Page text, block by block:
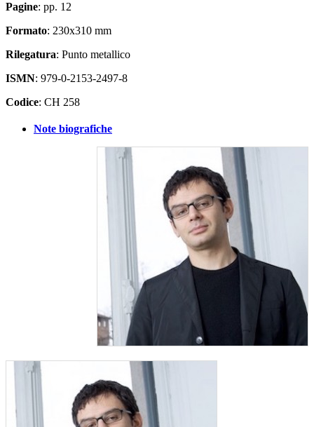
Pagine: pp. 12
Formato: 230x310 mm
Rilegatura: Punto metallico
ISMN: 979-0-2153-2497-8
Codice: CH 258
Note biografiche